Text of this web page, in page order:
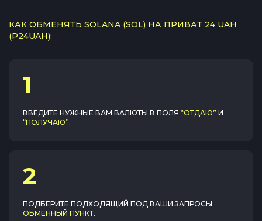
КАК ОБМЕНЯТЬ SOLANA (SOL) НА ПРИВАТ 24 UAH
(P24UAH):
1
ВВЕДИТЕ НУЖНЫЕ ВАМ ВАЛЮТЫ В ПОЛЯ “ОТДАЮ” И
“ПОЛУЧАЮ”.
2
ПОДБЕРИТЕ ПОДХОДЯЩИЙ ПОД ВАШИ ЗАПРОСЫ
ОБМЕННЫЙ ПУНКТ.